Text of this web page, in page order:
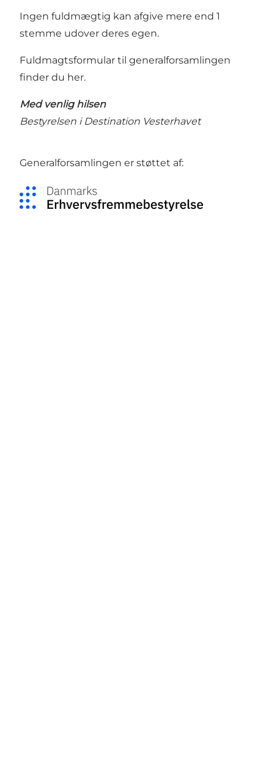
Ingen fuldmægtig kan afgive mere end 1
stemme udover deres egen.
Fuldmagtsformular til generalforsamlingen
finder du her.
Med venlig hilsen
Bestyrelsen i Destination Vesterhavet
Generalforsamlingen er støttet af: